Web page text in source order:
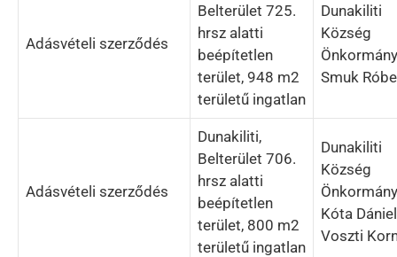
Adásvételi szerződés
Belterület 725.
hrsz alatti
beépítetlen
terület, 948 m2
területű ingatlan
Dunakiliti
Község
Smuk
Adásvételi szerződés
Dunakiliti,
Belterület 706.
hrsz alatti
beépítetlen
terület, 800 m2
területű ingatlan
Dunakiliti
Község
Kóta
Voszti